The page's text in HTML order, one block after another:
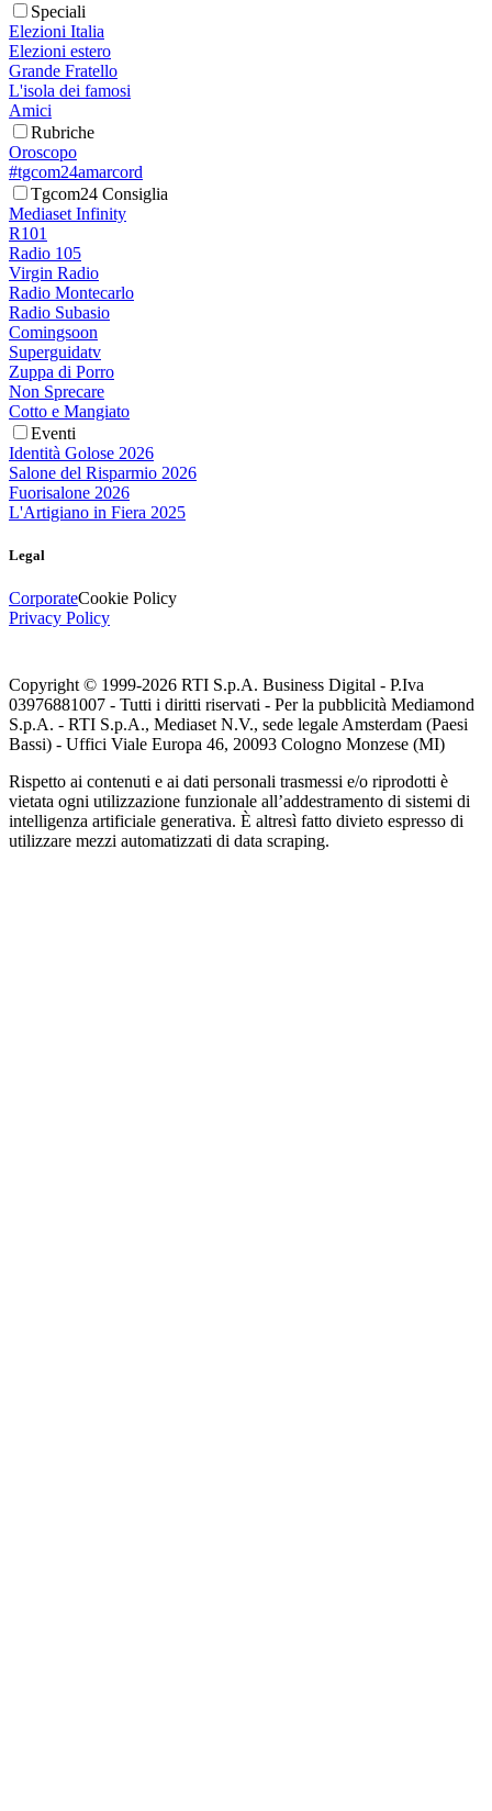
Speciali
Elezioni Italia
Elezioni estero
Grande Fratello
L'isola dei famosi
Amici
Rubriche
Oroscopo
#tgcom24amarcord
Tgcom24 Consiglia
Mediaset Infinity
R101
Radio 105
Virgin Radio
Radio Montecarlo
Radio Subasio
Comingsoon
Superguidatv
Zuppa di Porro
Non Sprecare
Cotto e Mangiato
Eventi
Identità Golose 2026
Salone del Risparmio 2026
Fuorisalone 2026
L'Artigiano in Fiera 2025
Legal
CorporateCookie Policy
Privacy Policy
Copyright © 1999-2026 RTI S.p.A. Business Digital - P.Iva
03976881007 - Tutti i diritti riservati - Per la pubblicità Mediamond
S.p.A. - RTI S.p.A., Mediaset N.V., sede legale Amsterdam (Paesi
Bassi) - Uffici Viale Europa 46, 20093 Cologno Monzese (MI)
Rispetto ai contenuti e ai dati personali trasmessi e/o riprodotti è
vietata ogni utilizzazione funzionale all’addestramento di sistemi di
intelligenza artificiale generativa. È altresì fatto divieto espresso di
utilizzare mezzi automatizzati di data scraping.